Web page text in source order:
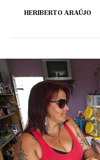
HERIBERTO ARAÚJO